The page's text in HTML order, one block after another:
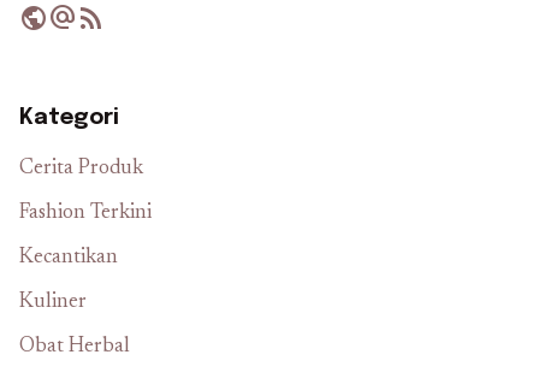
publicalternate_emailrss_feed
Kategori
Cerita Produk
Fashion Terkini
Kecantikan
Kuliner
Obat Herbal